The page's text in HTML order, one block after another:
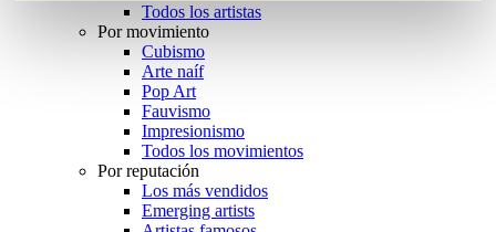
Todos los artistas
Por movimiento
Cubismo
Arte naíf
Pop Art
Fauvismo
Impresionismo
Todos los movimientos
Por reputación
Los más vendidos
Emerging artists